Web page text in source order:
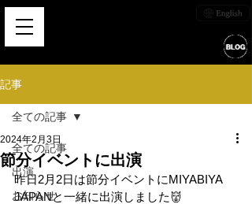
記事
全ての記事
出演
お知らせ
全ての記事
節分イベントに出演
2024年2月3日
昨日2月2日は節分イベントにMIYABIYA
JAPANと一緒に出演しました👹